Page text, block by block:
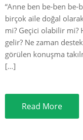
“Anne ben be-ben
birçok aile doğal
mi? Geçici olabilir mi?
gelir? Ne zaman
görülen konuşma
[…]
Read More